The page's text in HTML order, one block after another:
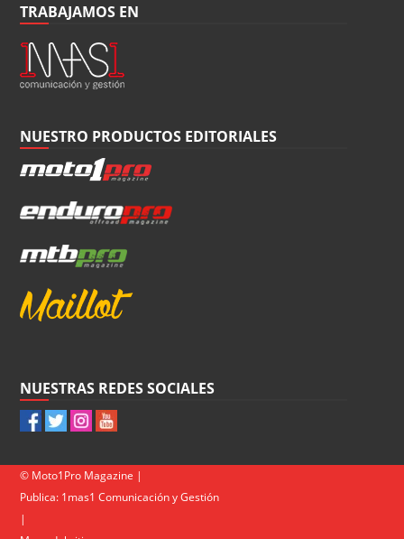
TRABAJAMOS EN
NUESTRO PRODUCTOS EDITORIALES
NUESTRAS REDES SOCIALES
© Moto1Pro Magazine |
Publica: 1mas1 Comunicación y Gestión
|